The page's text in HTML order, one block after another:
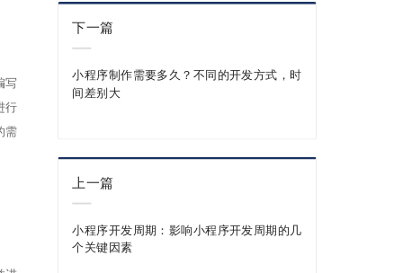
写
行
需
下一篇
小程序制作需要多久？不同的开发方式，时
间差别大
上一篇
小程序开发周期：影响小程序开发周期的几
个关键因素